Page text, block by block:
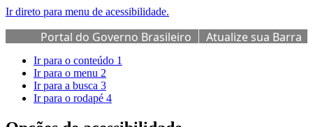
Ir direto para menu de acessibilidade.
Portal do Governo Brasileiro
Atualize sua Barra
de Governo
Ir para o conteúdo 1
Ir para o menu 2
Ir para a busca 3
Ir para o rodapé 4